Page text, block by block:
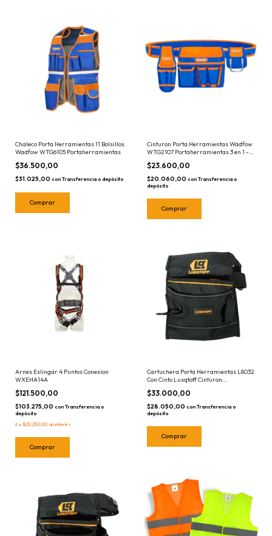
Chaleco Porta Herramientas 11 Bolsillos
Wadfow WTG6105 Portaherramientas
$36.500,00
$31.025,00 con Transferencia o depósito
Cinturon Porta Herramientas Wadfow
WTG2107 Portaherramientas 3 en 1 -
para 8kg
$23.600,00
$20.060,00 con Transferencia o
depósito
Arnes Eslingar 4 Puntos Conexion
WXEHA14A
$121.500,00
$103.275,00 con Transferencia o
depósito
6 x $20.250,00 sin interés
Cartuchera Porta Herramientas L8032
Con Cinto Lusqtoff Cinturon
Portaherramientas
$33.000,00
$28.050,00 con Transferencia o
depósito